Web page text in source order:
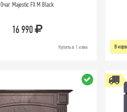
Очаг Majestic FX M Black
16 990
Купить в 1 клик В